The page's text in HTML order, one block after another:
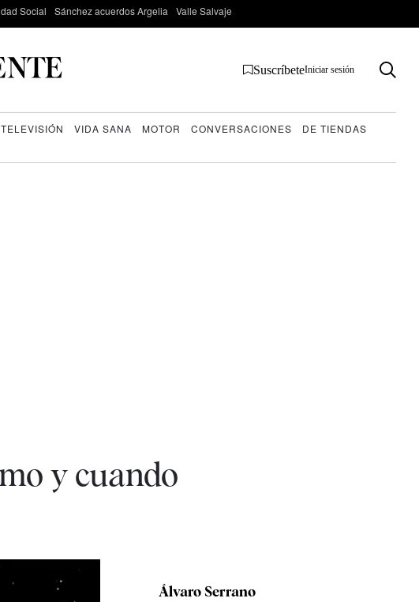
Social Sánchez acuerdos Argelia Valle Salvaje
SuscríbeteIniciar sesión
TELEVISIÓN VIDA SANA MOTOR CONVERSACIONES
DE TIENDAS
y cuando
Álvaro Serrano